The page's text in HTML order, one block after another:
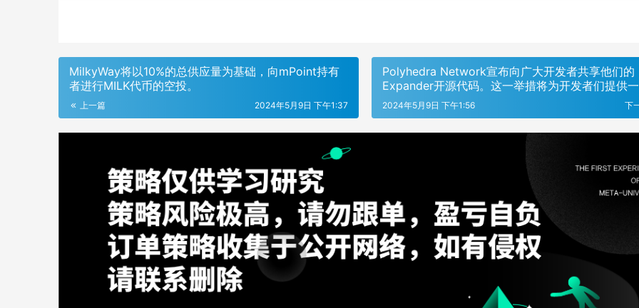
MilkyWay将以10%的总供应量为基础，向mPoint持有
者进行MILK代币的空投。
上一篇 2024年5月9日 下午1:37
Polyhedra Network宣布向广大开发者共享他们的
Expander开源代码。这一举措将为开发者们提供
优秀的工具，以在各种应用场景中实现更高效的网
展。 Expander是一款功能强大的工具，旨在通过扩展
络的能力。Polyhedra Network将其开源，以便开
过开源Expander，Polyhedra Network希望能够
开放合作和创新，并为全球各地的开发者带来更多
来探索和利用网络扩展的潜力。这一举措也展示了
Polyhedra Network作为一家技术创新公司的使命
力于推动科技进步和社区共赢。 欢迎广大开发者、研究
人员和技术爱好者们加入Polyhedra Network的
Expander开源项目，一同探索网络扩展的无限可能
在这个开放合作的平台上，我们相信会诞生更多创
突破，为我们共同的技术和社会发展贡献力量。让
一起走向更加宽广和连接的网络未来！
下
2024年5月9日 下午1:56